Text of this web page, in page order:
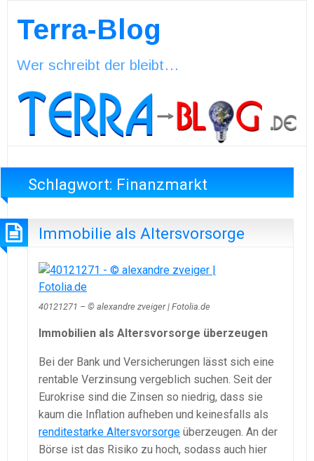
Terra-Blog
Wer schreibt der bleibt…
Schlagwort: Finanzmarkt
Immobilie als Altersvorsorge
40121271 – © alexandre zveiger | Fotolia.de
Immobilien als Altersvorsorge überzeugen
Bei der Bank und Versicherungen lässt sich eine
rentable Verzinsung vergeblich suchen. Seit der
Eurokrise sind die Zinsen so niedrig, dass sie
kaum die Inflation aufheben und keinesfalls als
renditestarke Altersvorsorge überzeugen. An der
Börse ist das Risiko zu hoch, sodass auch hier